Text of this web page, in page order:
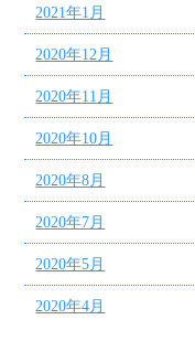
2021年1月
2020年12月
2020年11月
2020年10月
2020年8月
2020年7月
2020年5月
2020年4月